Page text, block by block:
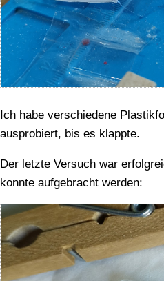
Ich habe verschiedene
ausprobiert, bis es klappte.
Der letzte Versuch war
konnte aufgebracht werden: